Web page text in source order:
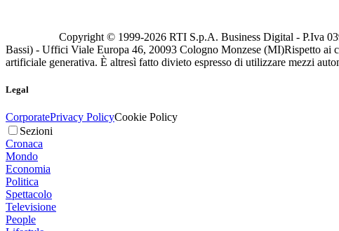
Copyright © 1999-2026 RTI S.p.A. Business Digital - P.Iva
Bassi) - Uffici Viale Europa 46, 20093 Cologno Monzese (MI)Rispetto ai
artificiale generativa. È altresì fatto divieto espresso di utilizzare mezzi
Legal
CorporatePrivacy PolicyCookie Policy
Sezioni
Cronaca
Mondo
Economia
Politica
Spettacolo
Televisione
People